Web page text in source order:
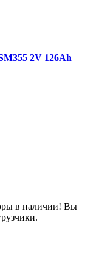
2V 126Ah
в наличии! Вы